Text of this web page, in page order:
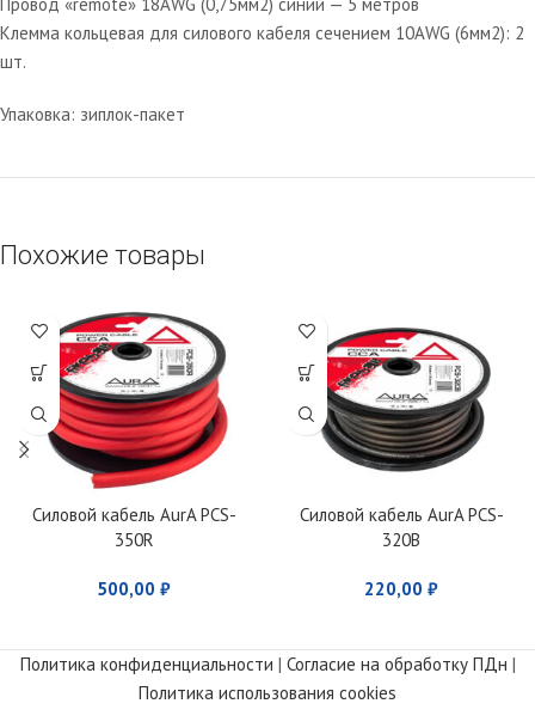
Клемма кольцевая для силового кабеля сечением 10AWG (6мм2): 2
шт.
Упаковка: зиплок-пакет
Похожие товары
Силовой кабель AurA PCS-
350R
500,00 ₽
Силовой кабель AurA PCS-
320B
220,00 ₽
Политика конфиденциальности | Согласие на обработку ПДн |
Политика использования cookies